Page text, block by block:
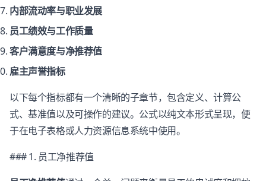
内部流动率与职业发展
员工绩效与工作质量
客户满意度与净推荐值
雇主声誉指标
以下每个指标都有一个清晰的子章节，包含定义、计算公
式、基准值以及可操作的建议。公式以纯文本形式呈现，便
于在电子表格或人力资源信息系统中使用。
### 1. 员工净推荐值